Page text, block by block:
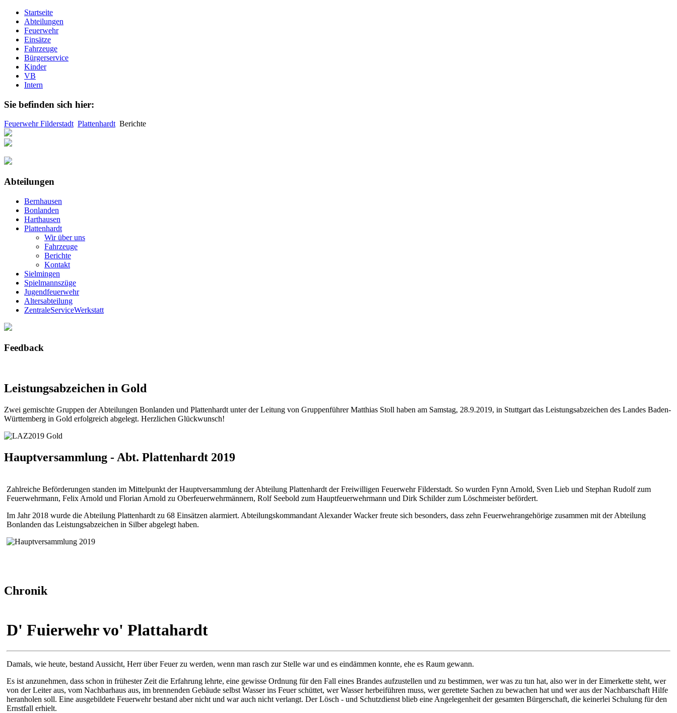
Startseite
Abteilungen
Feuerwehr
Einsätze
Fahrzeuge
Bürgerservice
Kinder
VB
Intern
Sie befinden sich hier:
Feuerwehr Filderstadt Plattenhardt Berichte
Abteilungen
Bernhausen
Bonlanden
Harthausen
Plattenhardt
Wir über uns
Fahrzeuge
Berichte
Kontakt
Sielmingen
Spielmannszüge
Jugendfeuerwehr
Altersabteilung
ZentraleServiceWerkstatt
Feedback
Leistungsabzeichen in Gold
Zwei gemischte Gruppen der Abteilungen Bonlanden und Plattenhardt unter der Leitung von Gruppenführer Matthias Stoll haben am Samstag, 28.9.2019, in Stuttgart das Leistungsabzeichen des Landes Baden-
Württemberg in Gold erfolgreich abgelegt. Herzlichen Glückwunsch!
Hauptversammlung - Abt. Plattenhardt 2019
Zahlreiche Beförderungen standen im Mittelpunkt der Hauptversammlung der Abteilung Plattenhardt der Freiwilligen Feuerwehr Filderstadt. So wurden Fynn Arnold, Sven Lieb und Stephan Rudolf zum
Feuerwehrmann, Felix Arnold und Florian Arnold zu Oberfeuerwehrmännern, Rolf Seebold zum Hauptfeuerwehrmann und Dirk Schilder zum Löschmeister befördert.
Im Jahr 2018 wurde die Abteilung Plattenhardt zu 68 Einsätzen alarmiert. Abteilungskommandant Alexander Wacker freute sich besonders, dass zehn Feuerwehrangehörige zusammen mit der Abteilung
Bonlanden das Leistungsabzeichen in Silber abgelegt haben.
Chronik
D' Fuierwehr vo' Plattahardt
Damals, wie heute, bestand Aussicht, Herr über Feuer zu werden, wenn man rasch zur Stelle war und es eindämmen konnte, ehe es Raum gewann.
Es ist anzunehmen, dass schon in frühester Zeit die Erfahrung lehrte, eine gewisse Ordnung für den Fall eines Brandes aufzustellen und zu bestimmen, wer was zu tun hat, also wer in der Eimerkette steht, wer
von der Leiter aus, vom Nachbarhaus aus, im brennenden Gebäude selbst Wasser ins Feuer schüttet, wer Wasser herbeiführen muss, wer gerettete Sachen zu bewachen hat und wer aus der Nachbarschaft Hilfe
heranholen soll. Eine ausgebildete Feuerwehr bestand aber nicht und war auch nicht verlangt. Der Lösch - und Schutzdienst blieb eine Angelegenheit der gesamten Bürgerschaft, die keinerlei Schulung für den
Ernstfall erhielt.